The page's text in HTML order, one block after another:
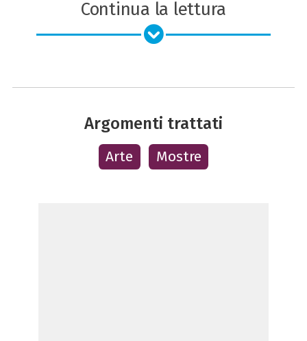
Continua la lettura
Argomenti trattati
Arte Mostre